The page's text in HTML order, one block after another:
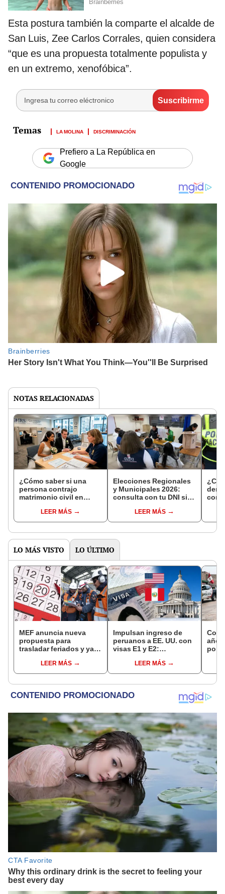
Esta postura también la comparte el alcalde de
San Luis, Zee Carlos Corrales, quien considera
“que es una propuesta totalmente populista y
en un extremo, xenofóbica”.
LA MOLINA DISCRIMINACIÓN
Prefiero a La República en
Google
NOTAS RELACIONADAS
¿Cómo saber si una
persona contrajo
matrimonio civil en
LEER MÁS
Elecciones Regionales
y Municipales 2026:
consulta con tu DNI si
de mesa para este 4 de
octubre en el link oficial
LEER MÁS
con
LO MÁS VISTO LO ÚLTIMO
MEF anuncia nueva
propuesta para
trasladar feriados y ya
“Lunes es mejor día”
LEER MÁS
Impulsan ingreso de
peruanos a EE. UU. con
visas E1 y E2:
pymes serían los más
beneficiados
LEER MÁS
años